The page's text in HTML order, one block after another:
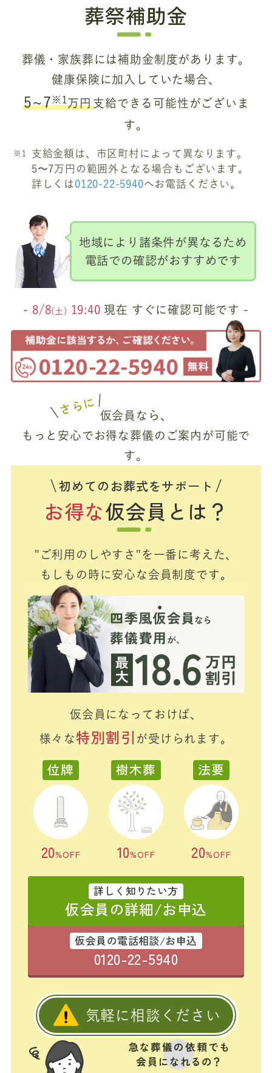
葬祭補助金
葬儀・家族葬には補助金制度があります。
健康保険に加入していた場合、
5~7※1 万円支給できる可能性がございま
す。
支給金額は、市区町村によって異なります。
5〜7万円の範囲外となる場合もございます。
詳しくは 0120-22-5940へお電話ください。
地域により諸条件が異なるため
電話での確認がおすすめです
- 8/8(土) 19:40 現在 すぐに確認可能です -
さらに 仮会員なら、
もっと安心でお得な葬儀のご案内が可能で
す。
初めてのお葬式をサポート
お得な仮会員とは？
"ご利用のしやすさ"を一番に考えた、
もしもの時に安心な会員制度です。
仮会員になっておけば、
様々な特別割引 が受けられます。
位牌
20%OFF
樹木葬
10%OFF
法要
20%OFF
詳しく知りたい方
仮会員の詳細/お申込
仮会員の電話相談/お申込
0120-22-5940
気軽に相談ください